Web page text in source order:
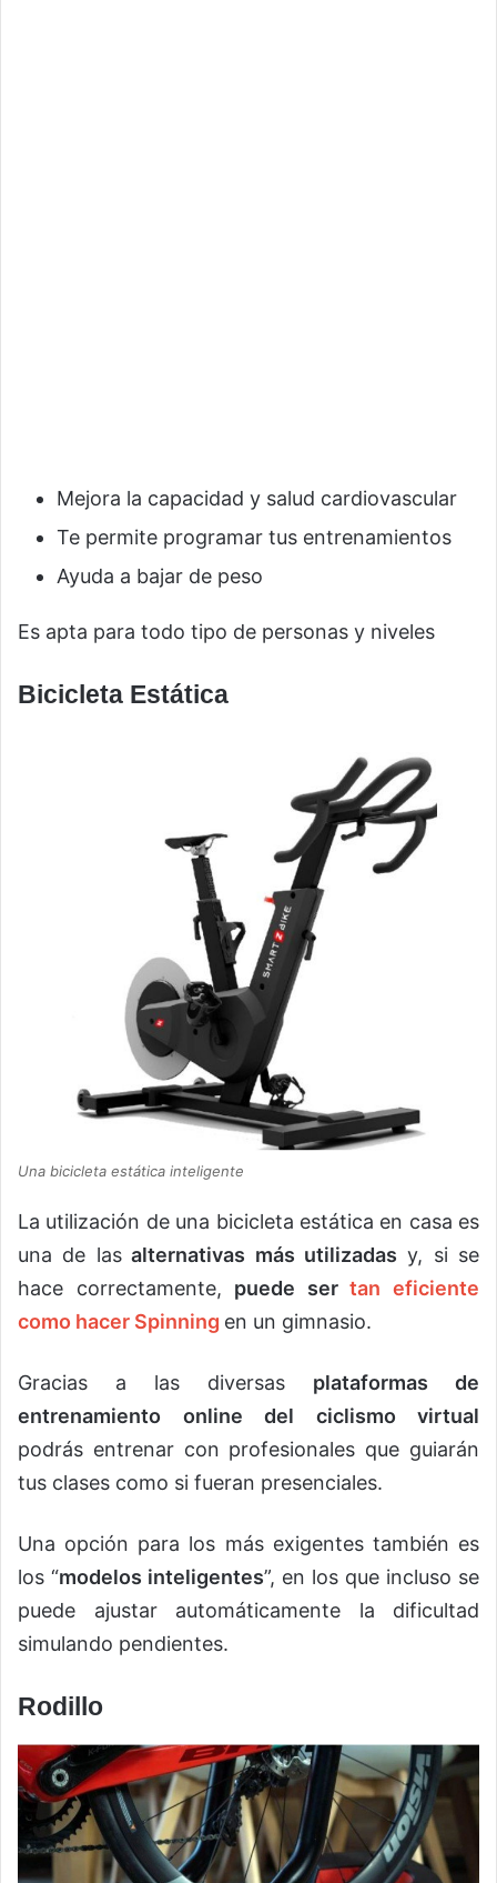
Mejora la capacidad y salud cardiovascular
Te permite programar tus entrenamientos
Ayuda a bajar de peso
Es apta para todo tipo de personas y niveles
Bicicleta Estática
Una bicicleta estática inteligente
La utilización de una bicicleta estática en casa es
una de lasalternativas más utilizadas y, si se
hace correctamente, puede sertan eficiente
como hacer Spinning en un gimnasio.
Gracias a las diversas plataformas de
entrenamiento online del ciclismo virtual
podrás entrenar con profesionales que guiarán
tus clases como si fueran presenciales.
Una opción para los más exigentes también es
los “modelos inteligentes”, en los que incluso se
puede ajustar automáticamente la dificultad
simulando pendientes.
Rodillo